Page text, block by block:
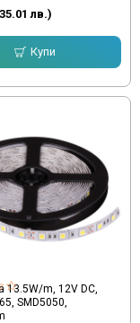
лв.)
Купи
13.5W/m, 12V DC,
SMD5050,